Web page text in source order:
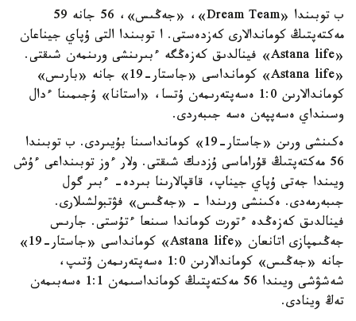
ب توبىندا «Dream Team»، «جەڭىس»، 56 جانە 59
مەكتەپتىڭ كوماندالارى كەزدەستى. ا توبىندا التى ۇپاي جيناعان
«Astana life» فينالدىق كەزەڭگە ءبىرىنشى ورىنمەن شىقتى.
«Astana life» كومانداسى «جاستار-19» جانە «بارىس»
كوماندالارىن 1:0 ەسەپتەرىمەن ۇتسا، «استانا» ۇجىمىنا ءدال
وسىنداي ەسەپپەن ەسە جىبەردى.
ەكىنشى ورىن «جاستار-19» كومانداسىنا بۇيىردى. ب توبىندا
56 مەكتەپتىڭ قۇراماسى ۇزدىك شىقتى. ولار ءوز توبىنداعى ءۇش
ويىندا جەتى ۇپاي جيناپ، قاقپالارىنا بىردە- ءبىر گول
جىبەرمەدى. ەكىنشى ورىندا - «جەڭىس» فۋتبولشىلارى.
فينالدىق كەزەڭدە ءتورت كوماندا سىنعا ءتۇستى. جارىس
جەڭىمپازى اتانعان «Astana life» كومانداسى «جاستار-19»
جانە «جەڭىس» كوماندالارىن 1:0 ەسەپتەرىمەن ۇتىپ،
شەشۋشى ويىندا 56 مەكتەپتىڭ كومانداسىمەن 1:1 ەسەبىمەن
تەڭ وينادى.